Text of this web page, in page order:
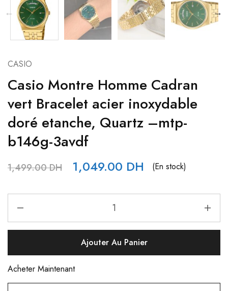
CASIO
Casio Montre Homme Cadran
vert Bracelet acier inoxydable
doré etanche, Quartz –mtp-
b146g-3avdf
1,499.00DH 1,049.00 DH (En stock)
Ajouter Au Panier
Acheter Maintenant